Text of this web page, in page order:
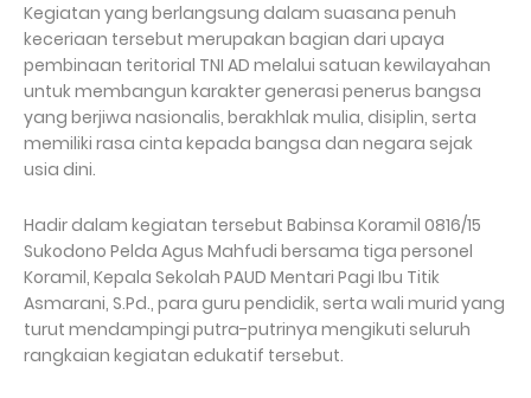
Kegiatan yang berlangsung dalam suasana penuh
keceriaan tersebut merupakan bagian dari upaya
pembinaan teritorial TNI AD melalui satuan kewilayahan
untuk membangun karakter generasi penerus bangsa
yang berjiwa nasionalis, berakhlak mulia, disiplin, serta
memiliki rasa cinta kepada bangsa dan negara sejak
usia dini.
Hadir dalam kegiatan tersebut Babinsa Koramil 0816/15
Sukodono Pelda Agus Mahfudi bersama tiga personel
Koramil, Kepala Sekolah PAUD Mentari Pagi Ibu Titik
Asmarani, S.Pd., para guru pendidik, serta wali murid yang
turut mendampingi putra-putrinya mengikuti seluruh
rangkaian kegiatan edukatif tersebut.